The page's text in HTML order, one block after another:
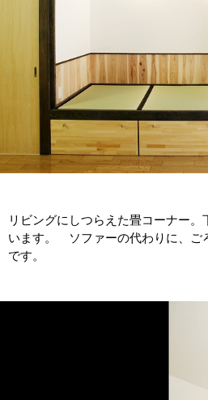
リビングにしつらえた畳コーナー。
います。 ソファーの代わりに、ご
です。